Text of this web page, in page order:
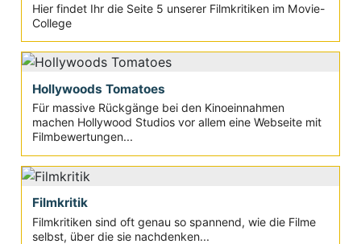
Hier findet Ihr die Seite 5 unserer Filmkritiken im Movie-
College
Hollywoods Tomatoes
Für massive Rückgänge bei den Kinoeinnahmen
machen Hollywood Studios vor allem eine Webseite mit
Filmbewertungen...
Filmkritik
Filmkritiken sind oft genau so spannend, wie die Filme
selbst, über die sie nachdenken...